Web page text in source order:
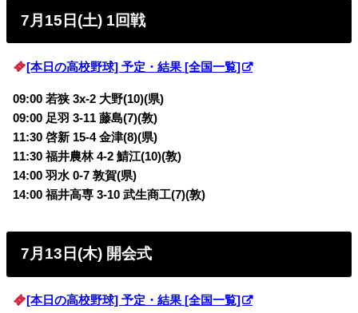
7月15日(土) 1回戦
[本日の高校野球] 予定・結果 [全国一覧]
09:00 若狭 3x-2 大野(10)(県)
09:00 足羽 3-11 藤島(7)(敦)
11:30 啓新 15-4 金津(8)(県)
11:30 福井農林 4-2 鯖江(10)(敦)
14:00 羽水 0-7 敦賀(県)
14:00 福井高専 3-10 武生商工(7)(敦)
7月13日(木) 開会式
[本日の高校野球] 予定・結果 [全国一覧]